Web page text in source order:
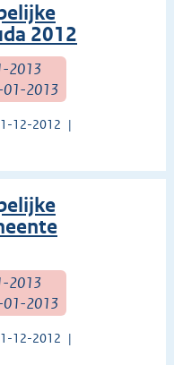
2012
2013
01-2013
12-2012
2013
01-2013
12-2012